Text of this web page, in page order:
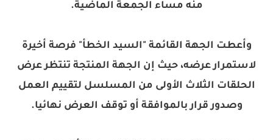
منه مساء الجمعة الماضية.
وأعطت الجهة القائمة "السيد الخطأ" فرصة أخيرة
لاستمرار عرضه، حيث إن الجهة المنتجة تنتظر عرض
الحلقات الثلاث الأولى من المسلسل لتقييم العمل
وصدور قرار بالموافقة أو توقف العرض نهائيا.